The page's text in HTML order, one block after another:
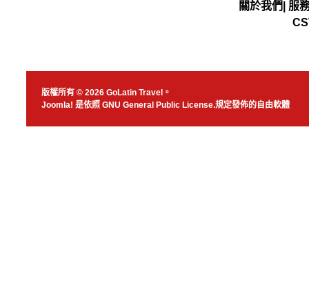
關於我們
服
版權所有 © 2026 GoLatin Travel。
Joomla! 是依照 GNU General Public License.規定發佈的自由軟體